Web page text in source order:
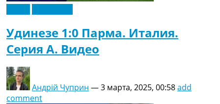
Удинезе 1:0 Парма. Италия.
Серия A. Видео
Андрій Чуприн —3 марта, 2025, 00:58add
comment